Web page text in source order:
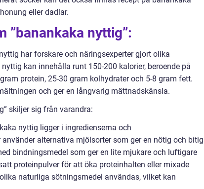
eller dadlar.
”banankaka nyttig”:
har forskare och näringsexperter gjort olika
kan innehålla runt 150-200 kalorier, beroende på
protein, 25-30 gram kolhydrater och 5-8 gram fett.
och ger en långvarig mättnadskänsla.
skiljer sig från varandra:
nyttig ligger i ingredienserna och
alternativa mjölsorter som ger en nötig och bitig
bindningsmedel som ger en lite mjukare och luftigare
proteinpulver för att öka proteinhalten eller mixade
naturliga sötningsmedel användas, vilket kan